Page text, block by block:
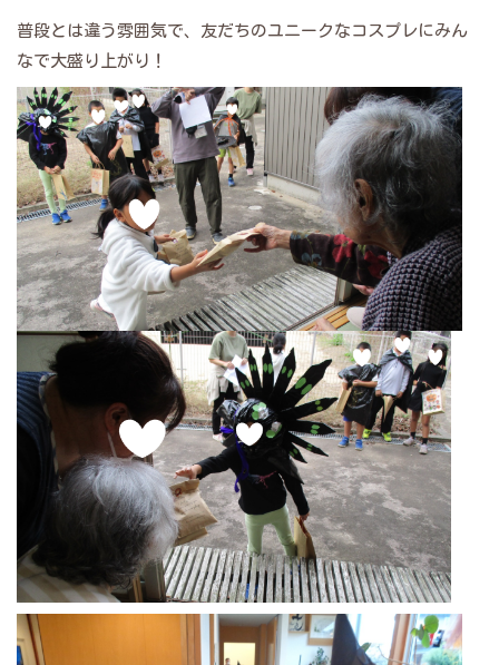
普段とは違う雰囲気で、友だちのユニークなコスプレにみん
なで大盛り上がり！